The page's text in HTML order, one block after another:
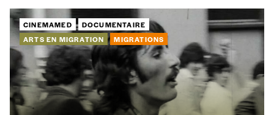
découverte
Cadeau
Faites découvrir l' Imagà un·e ami·e et offrez-
lui un abonnement ou numéro au choix.
CINEMAMED
DOCUMENTAIRE
ARTS EN MIGRATION
MIGRATIONS